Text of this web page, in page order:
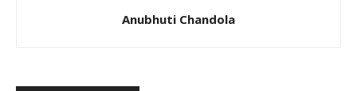
Anubhuti Chandola